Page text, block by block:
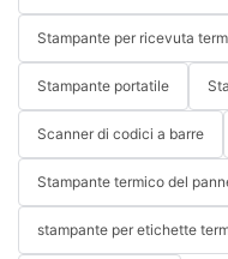
Stampante per ricevuta
Stampante portatile
Scanner di codici a barre
Stampante termico del
stampante per etichette